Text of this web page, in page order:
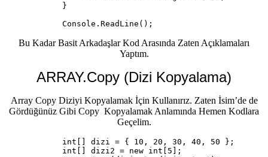
            }
            Console.ReadLine();
Bu Kadar Basit Arkadaşlar Kod Arasında Zaten Açıklamaları
Yaptım.
ARRAY.Copy (Dizi Kopyalama)
Array Copy Diziyi Kopyalamak İçin Kullanırız. Zaten İsim’de de
Gördüğünüz Gibi Copy Kopyalamak Anlamında Hemen Kodlara
Geçelim.
            int[] dizi = { 10, 20, 30, 40, 50 };
            int[] dizi2 = new int[5];